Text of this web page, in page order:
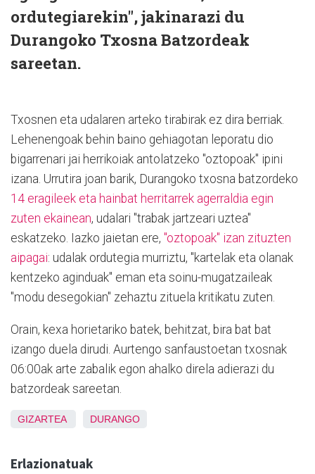
ordutegiarekin", jakinarazi du
Durangoko Txosna Batzordeak
sareetan.
Txosnen eta udalaren arteko tirabirak ez dira berriak.
Lehenengoak behin baino gehiagotan leporatu dio
bigarrenari jai herrikoiak antolatzeko "oztopoak" ipini
izana. Urrutira joan barik, Durangoko txosna batzordeko
14 eragileek eta hainbat herritarrek agerraldia egin
zuten ekainean, udalari "trabak jartzeari uztea"
eskatzeko. Iazko jaietan ere, "oztopoak" izan zituzten
aipagai: udalak ordutegia murriztu, "kartelak eta olanak
kentzeko aginduak" eman eta soinu-mugatzaileak
"modu desegokian" zehaztu zituela kritikatu zuten.
Orain, kexa horietariko batek, behitzat, bira bat bat
izango duela dirudi. Aurtengo sanfaustoetan txosnak
06:00ak arte zabalik egon ahalko direla adierazi du
batzordeak sareetan.
GIZARTEA DURANGO
Erlazionatuak